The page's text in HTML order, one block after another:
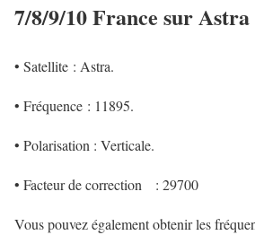
7/8/9/10 France sur Astra
• Satellite : Astra.
• Fréquence : 11895.
• Polarisation : Verticale.
• Facteur de correction : 29700
Vous pouvez également obtenir les